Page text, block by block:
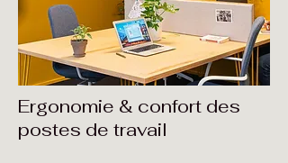
Ergonomie & confort des
postes de travail